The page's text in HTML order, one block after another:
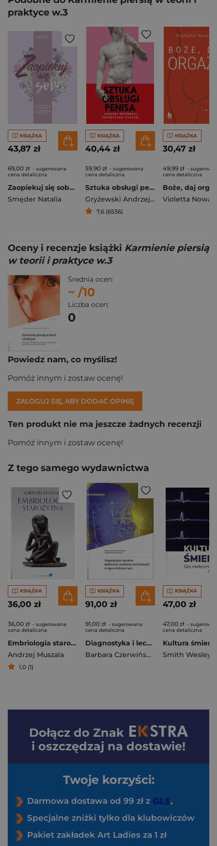
praktyce w.3
KSIĄŻKA
43,87 zł
69,00 zł - sugerowana
cena detaliczna
Zaopiekuj się sobą Wielospecjalistyczne spojrzenie na styl życia w chorobach autoimmunologicznych oraz wspierające hist
Smęder Natalia
KSIĄŻKA
40,44 zł
59,90 zł - sugerowana
cena detaliczna
Sztuka obsługi penisa wyd. 2025
Gryżewski Andrzej
,Pilarski
7,6 (6536)
KSIĄŻKA
30,47 zł
49,99 zł -
cena detaliczna
Violetta
Oceny i recenzje książki Karmienie piersią
w teorii i praktyce w.3
Średnia ocen:
~ /10
Liczba ocen:
0
Powiedz nam, co myślisz!
Pomóż innym i zostaw ocenę!
ZALOGUJ SIĘ, ABY DODAĆ OPINIĘ
Ten produkt nie ma jeszcze żadnych recenzji
Pomóż innym i zostaw ocenę!
Z tego samego wydawnictwa
KSIĄŻKA
36,00 zł
36,00 zł - sugerowana
cena detaliczna
Embriologia starożytna
Andrzej Muszala
1,0 (1)
KSIĄŻKA
91,00 zł
91,00 zł - sugerowana
cena detaliczna
Diagnostyka i leczenie dysfunkcji czaszkowo...
Barbara Czerwińska-Niezabitowska
,
KSIĄŻKA
47,00 zł
47,00 zł -
cena detaliczna
Smith Wesley
Dołącz do Znak
i oszczędzaj na dostawie!
Twoje korzyści:
Darmowa dostawa od 99 zł z
Specjalne zniżki tylko dla klubowiczów
Pakiet zakładek Art Ladies za 1 zł